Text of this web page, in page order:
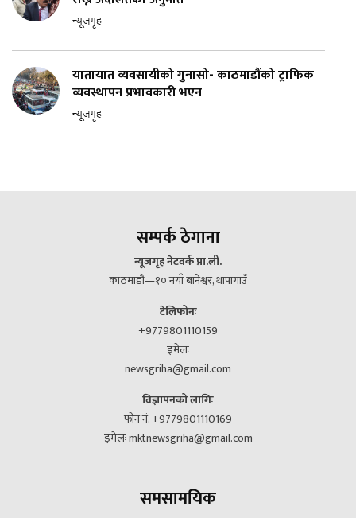
न्यूजगृह
यातायात व्यवसायीको गुनासो- काठमाडौंको ट्राफिक
व्यवस्थापन प्रभावकारी भएन
न्यूजगृह
सम्पर्क ठेगाना
न्यूजगृह नेटवर्क प्रा.ली.
काठमाडौं—१० नयाँ बानेश्वर, थापागाउँ
टेलिफोनः
+9779801110159
इमेलः
newsgriha@gmail.com
विज्ञापनको लागिः
फोन नं. +9779801110169
इमेलः mktnewsgriha@gmail.com
समसामयिक